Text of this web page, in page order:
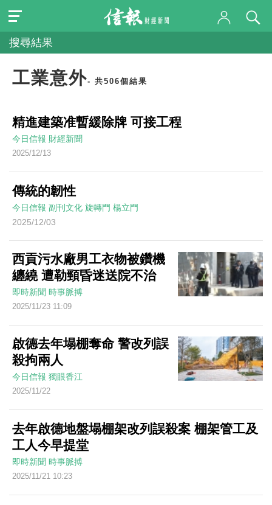
搜尋結果
工業意外- 共506個結果
精進建築准暫緩除牌 可接工程
今日信報 財經新聞
2025/12/13
傳統的韌性
今日信報 副刊文化 旋轉門 楊立門
2025/12/03
西貢污水廠男工衣物被鑽機
纏繞 遭勒頸昏迷送院不治
即時新聞 時事脈搏
2025/11/23 11:09
啟德去年塌棚奪命 警改列誤
殺拘兩人
今日信報 獨眼香江
2025/11/22
去年啟德地盤塌棚架改列誤殺案 棚架管工及
工人今早提堂
即時新聞 時事脈搏
2025/11/21 10:23